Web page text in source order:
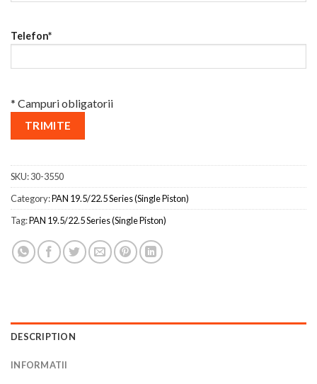
Telefon*
* Campuri obligatorii
SKU:30-3550
Category:PAN 19.5/22.5 Series (Single Piston)
Tag:PAN 19.5/22.5 Series (Single Piston)
DESCRIPTION
INFORMATII